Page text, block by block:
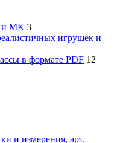
и МК 3
игрушек и
в формате PDF 12
и измерения, арт.